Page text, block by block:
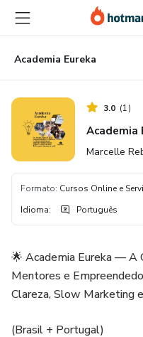
para
conteúdo
principal
para
pagamento
para
rodapé
Academia Eureka
3.0 (1)
Academia
Marcelle
Formato: Cursos Online e
Idioma: Português
🌟 Academia Eureka — A
Mentores e
Clareza, Slow Marketing
(Brasil + Portugal)